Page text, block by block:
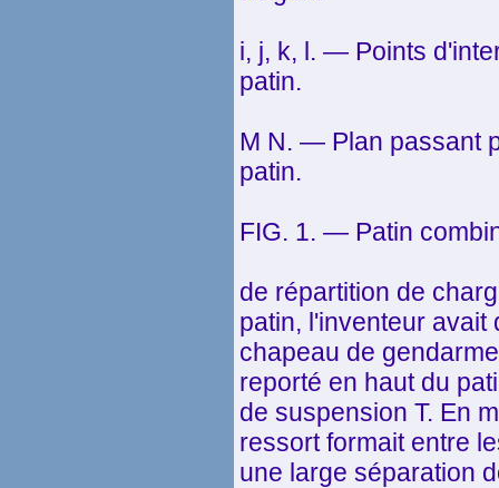
i, j, k, l. — Points
patin.
M N. — Plan passant
patin.
FIG. 1. — Patin
de répartition de
patin, l'inventeur avait
chapeau de
reporté en haut du
de suspension T. En
ressort formait entre
une large séparation